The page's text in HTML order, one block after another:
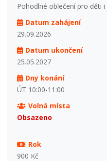
Pohodlné oblečení pro děti i
Datum zahájení
29.09.2026
Datum ukončení
25.05.2027
Dny konání
ÚT 10:00-11:00
Volná místa
Obsazeno
Rok
900 Kč